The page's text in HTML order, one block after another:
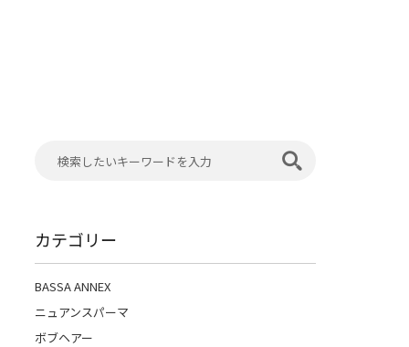
カテゴリー
BASSA ANNEX
ニュアンスパーマ
ボブヘアー